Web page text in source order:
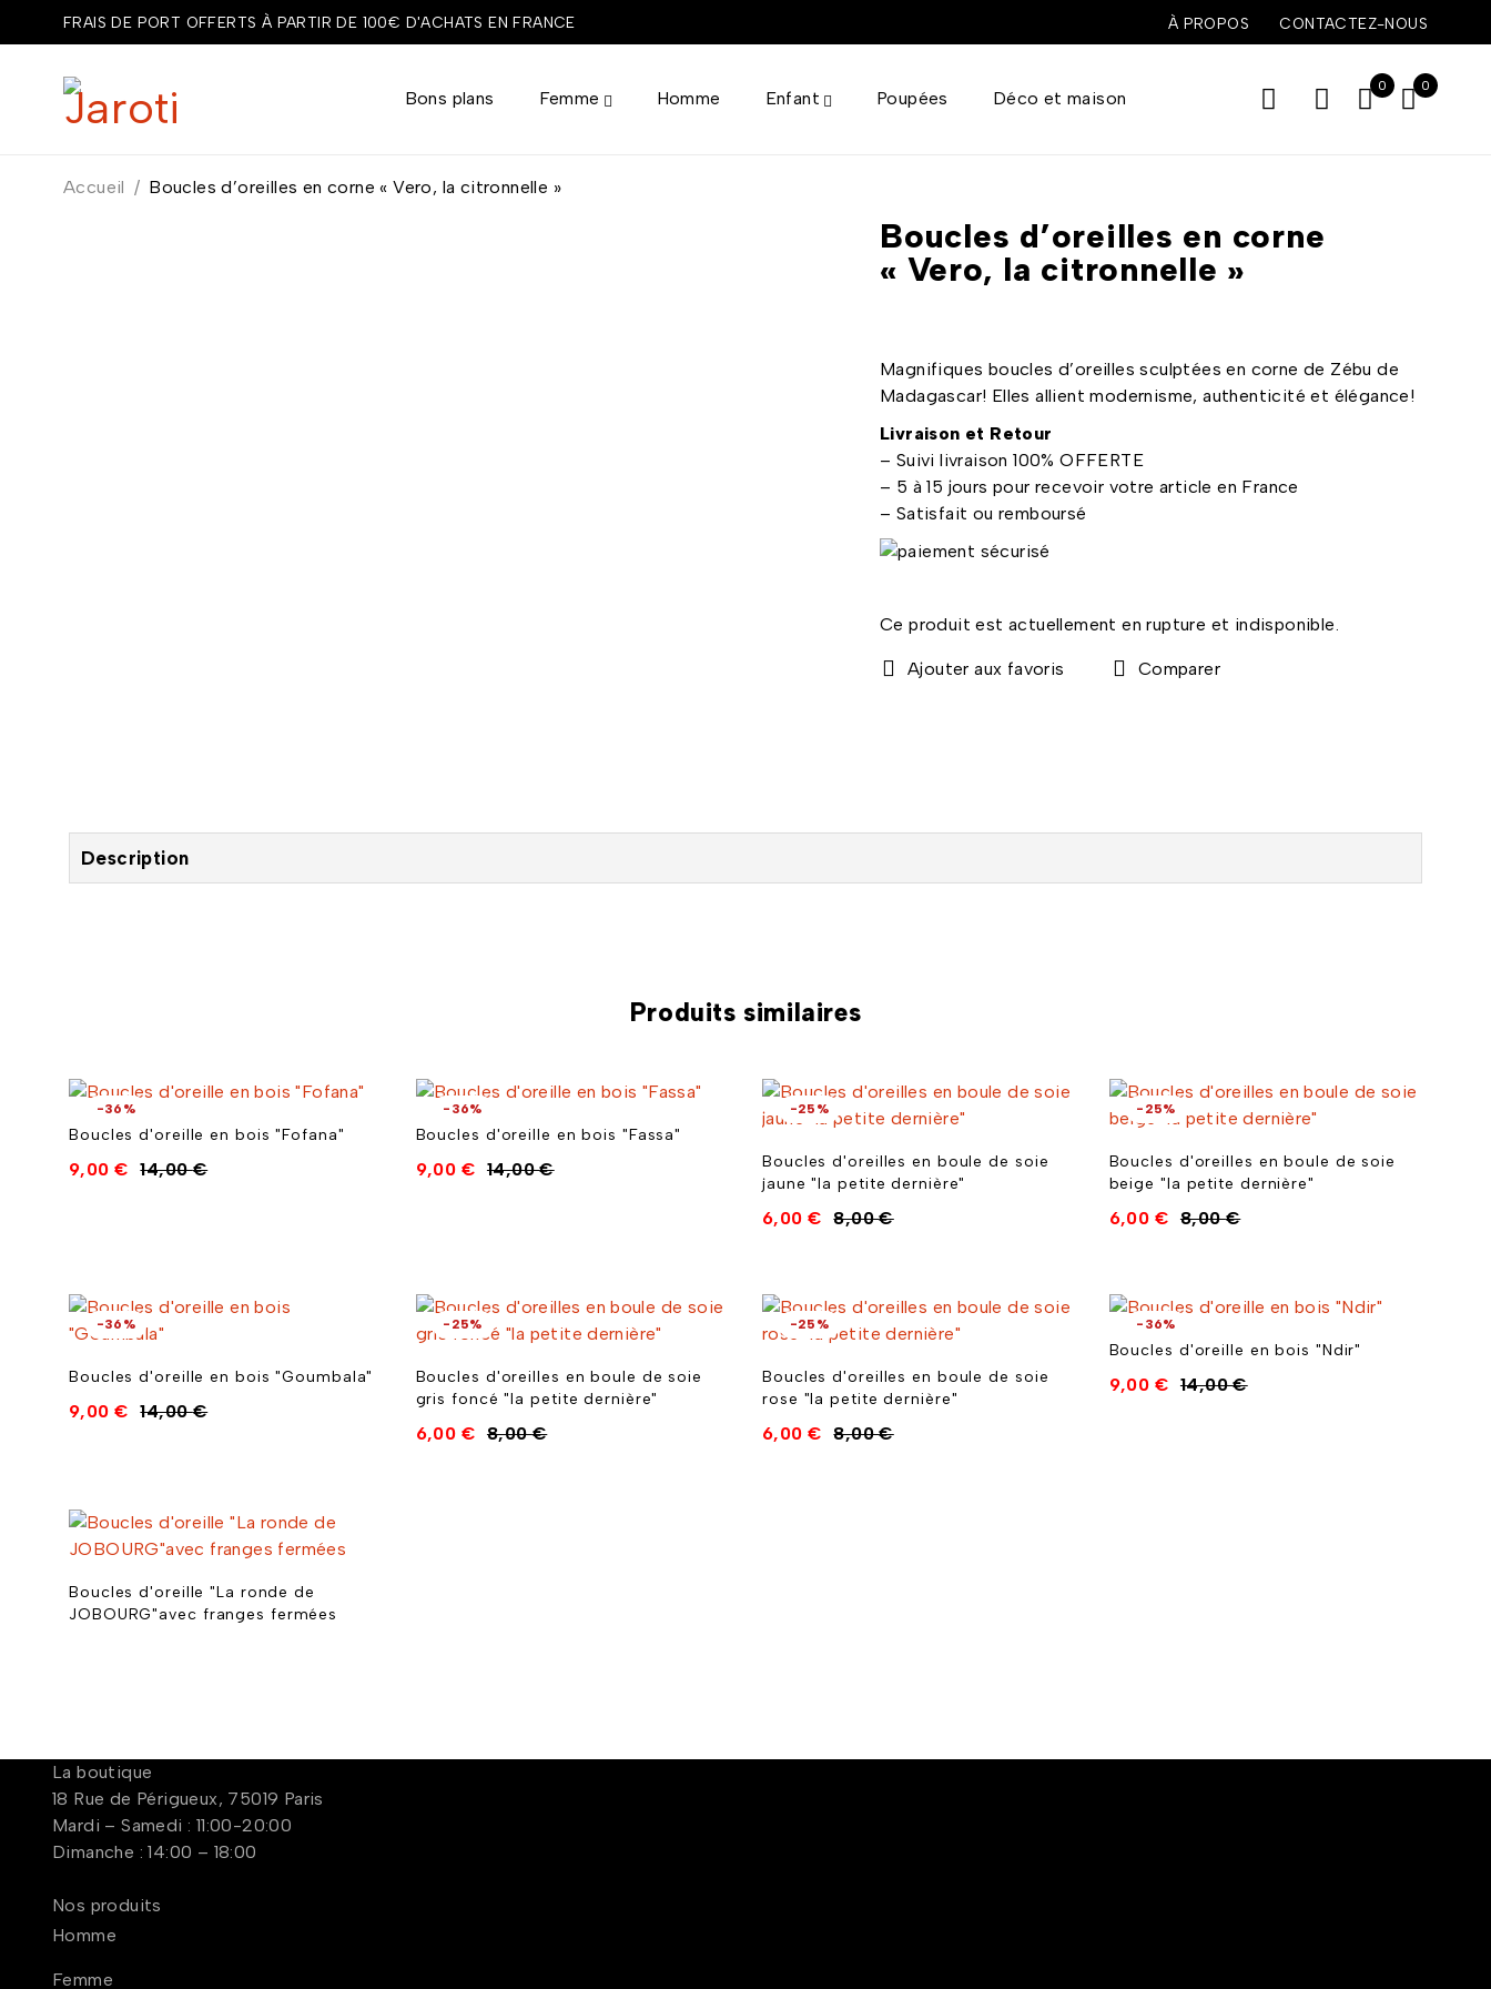
FRAIS DE PORT OFFERTS À PARTIR DE 100€ D'ACHATS EN FRANCE À PROPOS CONTACTEZ-NOUS
Bons plans Femme Homme Enfant Poupées Déco et maison
0 0
Accueil / Boucles d’oreilles en corne « Vero, la citronnelle »
Boucles d’oreilles en corne
« Vero, la citronnelle »
Magnifiques boucles d’oreilles sculptées en corne de Zébu de
Madagascar! Elles allient modernisme, authenticité et élégance!
Livraison et Retour
– Suivi livraison 100% OFFERTE
– 5 à 15 jours pour recevoir votre article en France
– Satisfait ou remboursé
Ce produit est actuellement en rupture et indisponible.
Comparer
Description
Produits similaires
-36%
Boucles d'oreille en bois "Fofana"
14,00€
9,00 €
-36%
Boucles d'oreille en bois "Fassa"
14,00€
9,00 €
-25%
Boucles d'oreilles en boule de soie
jaune "la petite dernière"
8,00€
6,00 €
-25%
Boucles d'oreilles en boule de soie
beige "la petite dernière"
8,00€
6,00 €
-36%
Boucles d'oreille en bois "Goumbala"
14,00€
9,00 €
-25%
Boucles d'oreilles en boule de soie
gris foncé "la petite dernière"
8,00€
6,00 €
-25%
Boucles d'oreilles en boule de soie
rose "la petite dernière"
8,00€
6,00 €
-36%
Boucles d'oreille en bois "Ndir"
14,00€
9,00 €
Boucles d'oreille "La ronde de
JOBOURG"avec franges fermées
La boutique
18 Rue de Périgueux, 75019 Paris
Mardi – Samedi : 11:00-20:00
Dimanche : 14:00 – 18:00
Nos produits
Homme
Femme